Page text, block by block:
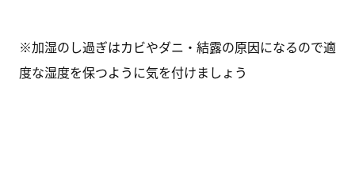
※加湿のし過ぎはカビやダニ・結露の原因になるので適
度な湿度を保つように気を付けましょう